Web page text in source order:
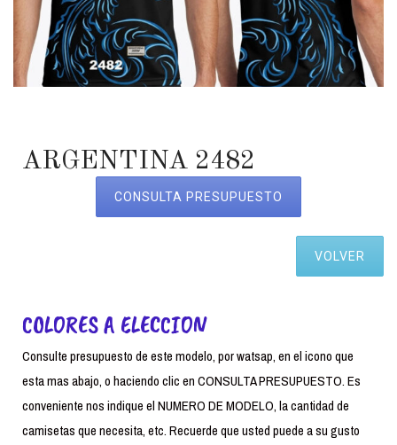
ARGENTINA 2482
CONSULTA PRESUPUESTO
VOLVER
COLORES A ELECCION
Consulte presupuesto de este modelo, por watsap, en el icono que
esta mas abajo, o haciendo clic en CONSULTA PRESUPUESTO. Es
conveniente nos indique el NUMERO DE MODELO, la cantidad de
camisetas que necesita, etc. Recuerde que usted puede a su gusto